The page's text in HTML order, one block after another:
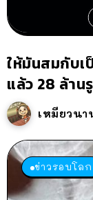
ให้มันสมกับเ
แล้ว 28 ล้าน
เหมียวนา
ข่าวรอบโลก